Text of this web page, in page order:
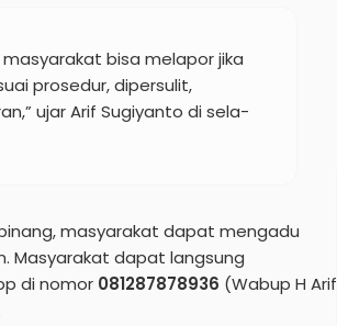
bisa melapor jika
prosedur, dipersulit,
ujar Arif Sugiyanto di sela-
masyarakat dapat mengadu
Masyarakat dapat langsung
di nomor 081287878936 (Wabup H Arif